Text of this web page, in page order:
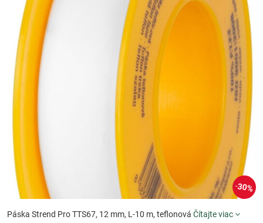
30%
Páska Strend Pro TTS67, 12 mm, L-10 m, teflonová Čítajte viac